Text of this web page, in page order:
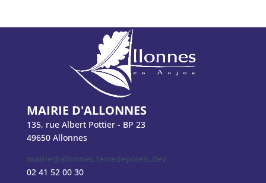
MAIRIE D'ALLONNES
135, rue Albert Pottier - BP 23
49650 Allonnes
mairie@allonnes.terredepixels.dev
02 41 52 00 30